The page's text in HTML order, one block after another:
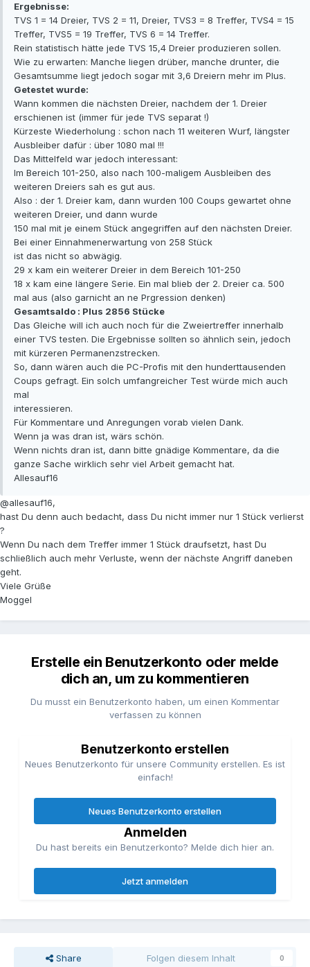
Ergebnisse:
TVS 1 = 14 Dreier, TVS 2 = 11, Dreier, TVS3 = 8 Treffer, TVS4 = 15
Treffer, TVS5 = 19 Treffer, TVS 6 = 14 Treffer.
Rein statistisch hätte jede TVS 15,4 Dreier produzieren sollen.
Wie zu erwarten: Manche liegen drüber, manche drunter, die
Gesamtsumme liegt jedoch sogar mit 3,6 Dreiern mehr im Plus.
Getestet wurde:
Wann kommen die nächsten Dreier, nachdem der 1. Dreier
erschienen ist (immer für jede TVS separat !)
Kürzeste Wiederholung : schon nach 11 weiteren Wurf, längster
Ausbleiber dafür : über 1080 mal !!!
Das Mittelfeld war jedoch interessant:
Im Bereich 101-250, also nach 100-maligem Ausbleiben des
weiteren Dreiers sah es gut aus.
Also : der 1. Dreier kam, dann wurden 100 Coups gewartet ohne
weiteren Dreier, und dann wurde
150 mal mit je einem Stück angegriffen auf den nächsten Dreier.
Bei einer Einnahmenerwartung von 258 Stück
ist das nicht so abwägig.
29 x kam ein weiterer Dreier in dem Bereich 101-250
18 x kam eine längere Serie. Ein mal blieb der 2. Dreier ca. 500
mal aus (also garnicht an ne Prgression denken)
Gesamtsaldo : Plus 2856 Stücke
Das Gleiche will ich auch noch für die Zweiertreffer innerhalb
einer TVS testen. Die Ergebnisse sollten so ähnlich sein, jedoch
mit kürzeren Permanenzstrecken.
So, dann wären auch die PC-Profis mit den hunderttausenden
Coups gefragt. Ein solch umfangreicher Test würde mich auch
mal
interessieren.
Für Kommentare und Anregungen vorab vielen Dank.
Wenn ja was dran ist, wärs schön.
Wenn nichts dran ist, dann bitte gnädige Kommentare, da die
ganze Sache wirklich sehr viel Arbeit gemacht hat.
Allesauf16
@allesauf16,
hast Du denn auch bedacht, dass Du nicht immer nur 1 Stück verlierst
?
Wenn Du nach dem Treffer immer 1 Stück draufsetzt, hast Du
schließlich auch mehr Verluste, wenn der nächste Angriff daneben
geht.
Viele Grüße
Moggel
Erstelle ein Benutzerkonto oder melde
dich an, um zu kommentieren
Du musst ein Benutzerkonto haben, um einen Kommentar
verfassen zu können
Benutzerkonto erstellen
Neues Benutzerkonto für unsere Community erstellen. Es ist
einfach!
Neues Benutzerkonto erstellen
Anmelden
Du hast bereits ein Benutzerkonto? Melde dich hier an.
Jetzt anmelden
Share Folgen diesem Inhalt 0